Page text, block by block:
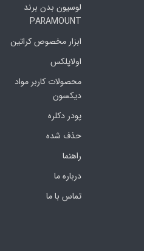
لوسیون بدن برند
PARAMOUNT
ابزار مخصوص کراتین
اولاپلکس
محصولات کاربر مواد
دیکسون
پودر دکلره
حذف شده
راهنما
درباره ما
تماس با ما